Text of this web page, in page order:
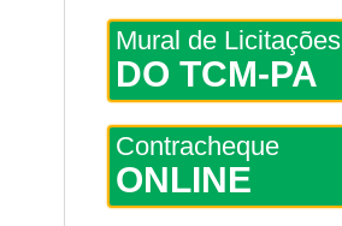
Mural de Licitações
DO TCM-PA
Contracheque
ONLINE